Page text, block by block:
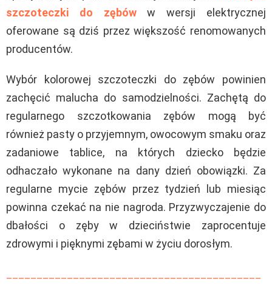
szczoteczki do zębóww wersji elektrycznej
oferowane są dziś przez większość renomowanych
producentów.
Wybór kolorowej szczoteczki do zębów powinien
zachęcić malucha do samodzielności. Zachętą do
regularnego szczotkowania zębów mogą być
również pasty o przyjemnym, owocowym smaku oraz
zadaniowe tablice, na których dziecko będzie
odhaczało wykonane na dany dzień obowiązki. Za
regularne mycie zębów przez tydzień lub miesiąc
powinna czekać na nie nagroda. Przyzwyczajenie do
dbałości o zęby w dzieciństwie zaprocentuje
zdrowymi i pięknymi zębami w życiu dorosłym.